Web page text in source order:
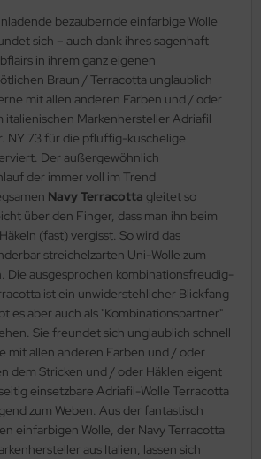
bezaubernde einfarbige Wolle
sich – auch dank ihres sagenhaft
in ihrem ganz eigenen
Braun / Terracotta unglaublich
mit allen anderen Farben und / oder
italienischen Markenhersteller Adriafil
NY 73 für die pfluffig-kuschelige
Der außergewöhnlich
der immer voll im Trend
Navy Terracotta gleitet so
über den Finger, dass man ihn beim
(fast) vergisst. So wird das
streichelzarten Uni-Wolle zum
Die ausgesprochen kombinationsfreudig-
ist ein unwiderstehlicher Blickfang
es aber auch als "Kombinationspartner"
Sie freundet sich unglaublich schnell
mit allen anderen Farben und / oder
dem Stricken und / oder Häklen eigent
einsetzbare Adriafil-Wolle Terracotta
zum Weben. Aus der fantastisch
einfarbigen Wolle, der Navy Terracotta
aus Italien, lassen sich